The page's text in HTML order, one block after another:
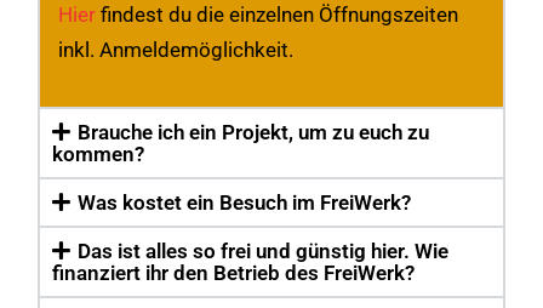
Hier findest du die einzelnen Öffnungszeiten
inkl. Anmeldemöglichkeit.
Brauche ich ein Projekt, um zu euch zu
kommen?
Was kostet ein Besuch im FreiWerk?
Das ist alles so frei und günstig hier. Wie
finanziert ihr den Betrieb des FreiWerk?